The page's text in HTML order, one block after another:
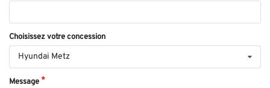
Choisissez votre concession
Hyundai Metz
Message